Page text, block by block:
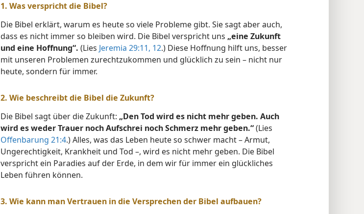
1. Was verspricht die Bibel?
Die Bibel erklärt, warum es heute so viele Probleme gibt. Sie sagt aber auch,
dass es nicht immer so bleiben wird. Die Bibel verspricht uns „eine Zukunft
und eine Hoffnung“. (Lies Jeremia 29:11, 12.) Diese Hoffnung hilft uns, besser
mit unseren Problemen zurechtzukommen und glücklich zu sein – nicht nur
heute, sondern für immer.
2. Wie beschreibt die Bibel die Zukunft?
Die Bibel sagt über die Zukunft: „Den Tod wird es nicht mehr geben. Auch
wird es weder Trauer noch Aufschrei noch Schmerz mehr geben.“(Lies
Offenbarung 21:4.) Alles, was das Leben heute so schwer macht – Armut,
Ungerechtigkeit, Krankheit und Tod –, wird es nicht mehr geben. Die Bibel
verspricht ein Paradies auf der Erde, in dem wir für immer ein glückliches
Leben führen können.
3. Wie kann man Vertrauen in die Versprechen der Bibel aufbauen?